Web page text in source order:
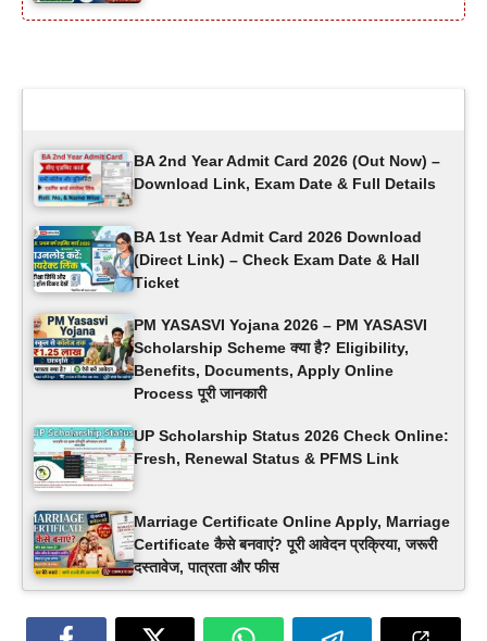
BA 2nd Year Admit Card 2026 (Out Now) –
Download Link, Exam Date & Full Details
BA 1st Year Admit Card 2026 Download
(Direct Link) – Check Exam Date & Hall
Ticket
PM YASASVI Yojana 2026 – PM YASASVI
Scholarship Scheme क्या है? Eligibility,
Benefits, Documents, Apply Online
Process पूरी जानकारी
UP Scholarship Status 2026 Check Online:
Fresh, Renewal Status & PFMS Link
Marriage Certificate Online Apply, Marriage
Certificate कैसे बनवाएं? पूरी आवेदन प्रक्रिया, जरूरी
दस्तावेज, पात्रता और फीस